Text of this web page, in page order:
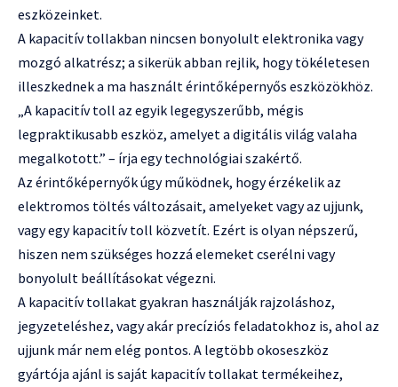
eszközeinket.
A kapacitív tollakban nincsen bonyolult elektronika vagy
mozgó alkatrész; a sikerük abban rejlik, hogy tökéletesen
illeszkednek a ma használt érintőképernyős eszközökhöz.
„A kapacitív toll az egyik legegyszerűbb, mégis
legpraktikusabb eszköz, amelyet a digitális világ valaha
megalkotott.” – írja egy technológiai szakértő.
Az érintőképernyők úgy működnek, hogy érzékelik az
elektromos töltés változásait, amelyeket vagy az ujjunk,
vagy egy kapacitív toll közvetít. Ezért is olyan népszerű,
hiszen nem szükséges hozzá elemeket cserélni vagy
bonyolult beállításokat végezni.
A kapacitív tollakat gyakran használják rajzoláshoz,
jegyzeteléshez, vagy akár precíziós feladatokhoz is, ahol az
ujjunk már nem elég pontos. A legtöbb okoseszköz
gyártója ajánl is saját kapacitív tollakat termékeihez,